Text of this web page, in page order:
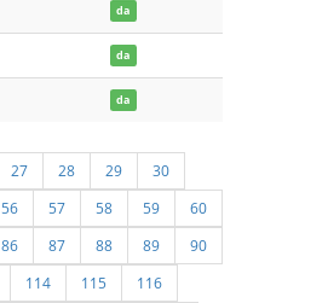
da
da
da
27 28 29
30
56 57 58 59
60
86 87 88 89
90
114 115 116